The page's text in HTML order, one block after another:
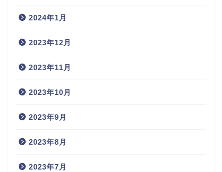
2024年1月
2023年12月
2023年11月
2023年10月
2023年9月
2023年8月
2023年7月